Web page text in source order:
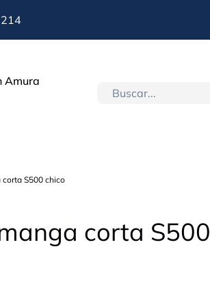
Amura
S500 chico
corta S500